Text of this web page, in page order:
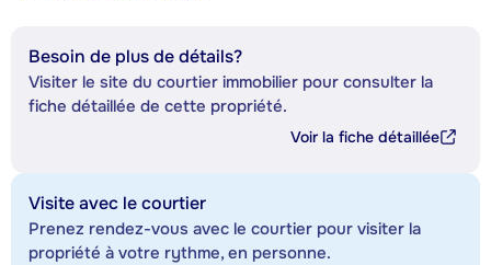
Besoin de plus de détails?
Visiter le site du courtier immobilier pour consulter la
fiche détaillée de cette propriété.
Voir la fiche détaillée
Visite avec le courtier
Prenez rendez-vous avec le courtier pour visiter la
propriété à votre rythme, en personne.